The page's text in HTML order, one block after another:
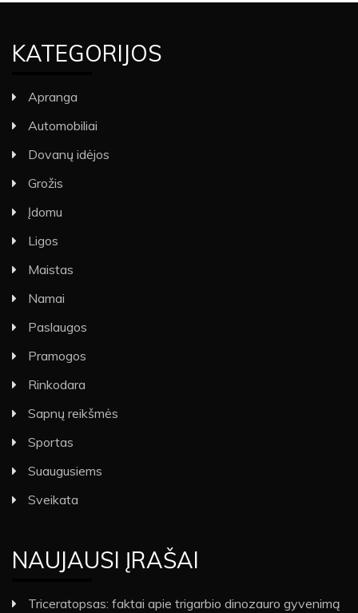
KATEGORIJOS
Apranga
Automobiliai
Dovanų idėjos
Grožis
Įdomu
Ligos
Maistas
Namai
Paslaugos
Pramogos
Rinkodara
Sapnų reikšmės
Sportas
Suaugusiems
Sveikata
NAUJAUSI ĮRAŠAI
Triceratopsas: faktai apie trigarbio dinozauro gyvenimą